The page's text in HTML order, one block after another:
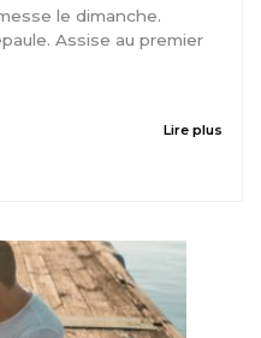
le dimanche.
Assise au premier
Lire plus